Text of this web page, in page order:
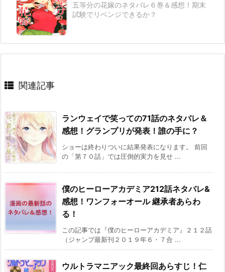
五等分の花嫁のネタバレ６巻＆感想！期末
試験でリベンジできるか？
関連記事
ランウェイで笑っての71話のネタバレ＆
感想！グランプリが発表！誰の手に？
ショーは終わりついに結果発表になります。 前回
の「第７０話」では圧倒的実力を見せ ...
僕のヒーローアカデミア212話ネタバレ&
感想！ワンフォーオール 継承者あらわ
る！
この記事では『僕のヒーローアカデミア』２１２話
（ジャンプ最新刊２０１９年６・７合 ...
ウルトラマニアック最終回あらすじ！仁